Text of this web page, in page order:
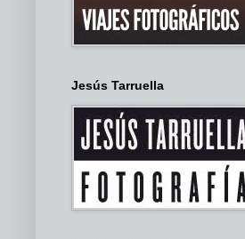
Jesús Tarruella